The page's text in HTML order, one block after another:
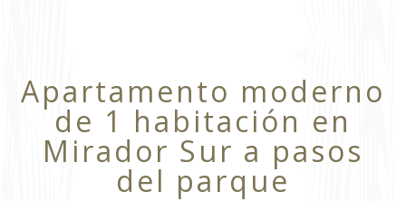
Apartamento moderno
de 1 habitación en
Mirador Sur a pasos
del parque